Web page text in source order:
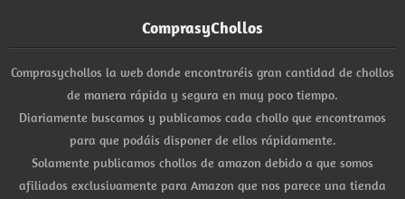
ComprasyChollos
Comprasychollos la web donde encontraréis gran cantidad de chollos
de manera rápida y segura en muy poco tiempo.
Diariamente buscamos y publicamos cada chollo que encontramos
para que podáis disponer de ellos rápidamente.
Solamente publicamos chollos de amazon debido a que somos
afiliados exclusivamente para Amazon que nos parece una tienda